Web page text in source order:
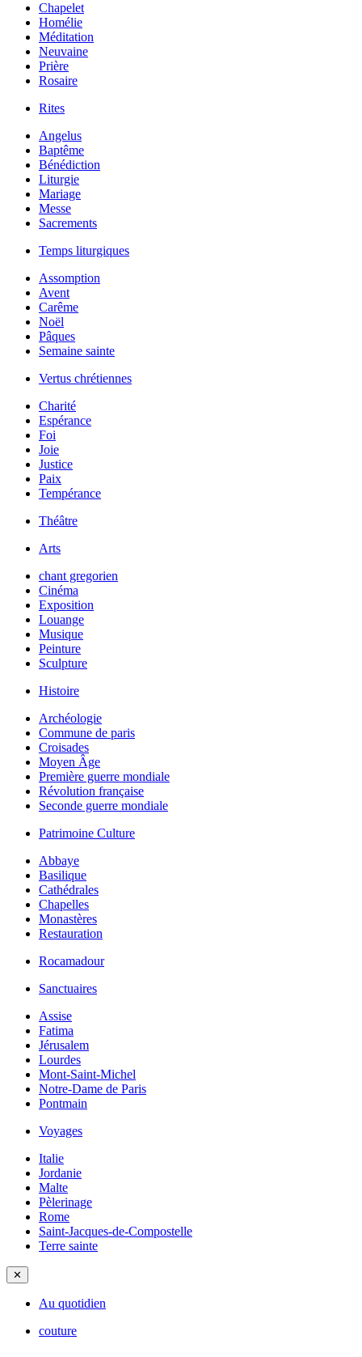
Chapelet
Homélie
Méditation
Neuvaine
Prière
Rosaire
Rites
Angelus
Baptême
Bénédiction
Liturgie
Mariage
Messe
Sacrements
Temps liturgiques
Assomption
Avent
Carême
Noël
Pâques
Semaine sainte
Vertus chrétiennes
Charité
Espérance
Foi
Joie
Justice
Paix
Tempérance
Théâtre
Arts
chant gregorien
Cinéma
Exposition
Louange
Musique
Peinture
Sculpture
Histoire
Archéologie
Commune de paris
Croisades
Moyen Âge
Première guerre mondiale
Révolution française
Seconde guerre mondiale
Patrimoine Culture
Abbaye
Basilique
Cathédrales
Chapelles
Monastères
Restauration
Rocamadour
Sanctuaires
Assise
Fatima
Jérusalem
Lourdes
Mont-Saint-Michel
Notre-Dame de Paris
Pontmain
Voyages
Italie
Jordanie
Malte
Pèlerinage
Rome
Saint-Jacques-de-Compostelle
Terre sainte
✕
Au quotidien
couture